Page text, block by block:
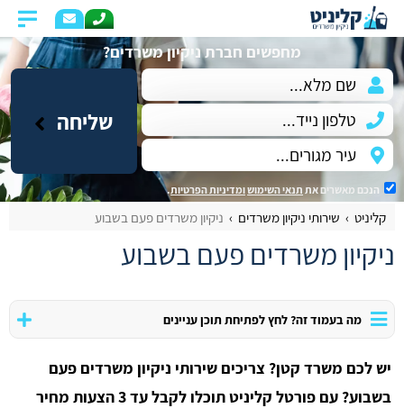
מחפשים חברת ניקיון משרדים?
שליחה
הנכם מאשרים את תנאי השימושומדיניות הפרטיות.
קליניט שירותי ניקיון משרדים ניקיון משרדים פעם בשבוע
ניקיון משרדים פעם בשבוע
מה בעמוד זה? לחץ לפתיחת תוכן עניינים
יש לכם משרד קטן? צריכים שירותי ניקיון משרדים פעם
בשבוע? עם פורטל קליניט תוכלו לקבל עד 3 הצעות מחיר